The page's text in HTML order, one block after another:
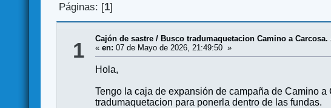
Páginas: [1]
1 Cajón de sastre / Busco tradumaquetacion Camino a
«en: 07 de Mayo de 2026, 21:49:50 »
Hola,
Tengo la caja de expansión de campaña de Camino
tradumaquetacion para ponerla dentro de las fundas.